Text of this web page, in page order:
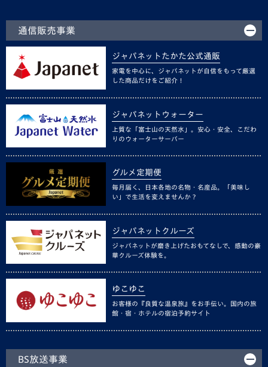
通信販売事業
ジャパネットたかた公式通販
家電を中心に、ジャパネットが自信をもって厳選
した商品だけをご紹介！
ジャパネットウォーター
上質な「富士山の天然水」。安心・安全、こだわ
りのウォーターサーバー
グルメ定期便
毎月届く、日本各地の名物・名産品。「美味し
い」で生活を変えませんか？
ジャパネットクルーズ
ジャパネットが磨き上げたおもてなしで、感動の豪
華クルーズ体験を。
ゆこゆこ
お客様の『良質な温泉旅』をお手伝い。国内の旅
館・宿・ホテルの宿泊予約サイト
BS放送事業